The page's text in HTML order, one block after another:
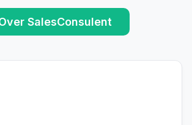
SalesConsulent